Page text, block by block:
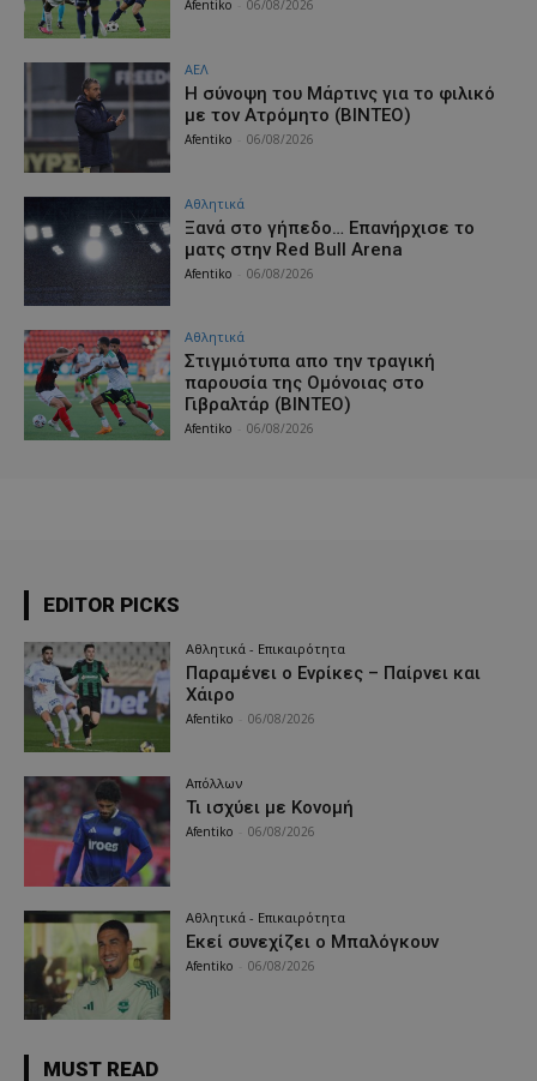
Afentiko 06/08/2026
ΑΕΛ
H σύνοψη του Μάρτινς για το φιλικό
με τον Ατρόμητο (ΒΙΝΤΕΟ)
Afentiko 06/08/2026
Αθλητικά
Ξανά στο γήπεδο… Επανήρχισε το
ματς στην Red Bull Arena
Afentiko 06/08/2026
Αθλητικά
Στιγμιότυπα απο την τραγική
παρουσία της Ομόνοιας στο
Γιβραλτάρ (ΒΙΝΤΕΟ)
Afentiko 06/08/2026
EDITOR PICKS
Αθλητικά - Επικαιρότητα
Παραμένει ο Ενρίκες – Παίρνει και
Χάιρο
Afentiko 06/08/2026
Απόλλων
Τι ισχύει με Κονομή
Afentiko 06/08/2026
Αθλητικά - Επικαιρότητα
Εκεί συνεχίζει ο Μπαλόγκουν
Afentiko 06/08/2026
MUST READ